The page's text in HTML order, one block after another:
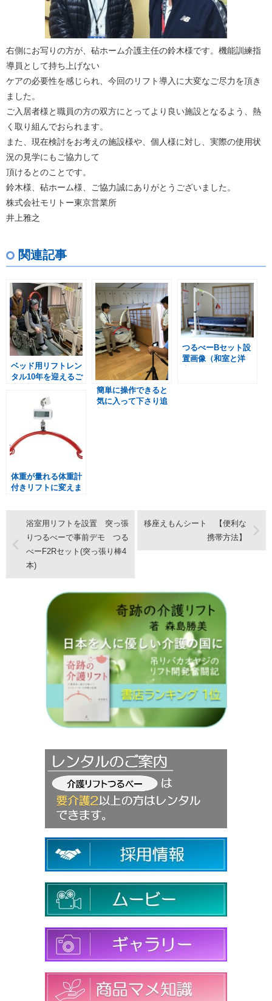
右側にお写りの方が、砧ホーム介護主任の鈴木様です。機能訓練指
導員として持ち上げない
ケアの必要性を感じられ、今回のリフト導入に大変なご尽力を頂き
ました。
ご入居者様と職員の方の双方にとってより良い施設となるよう、熱
く取り組んでおられます。
また、現在検討をお考えの施設様や、個人様に対し、実際の使用状
況の見学にもご協力して
頂けるとのことです。
鈴木様、砧ホーム様、ご協力誠にありがとうございました。
株式会社モリトー東京営業所
井上雅之
関連記事
ベッド用リフトレン
タル10年を迎えるご
簡単に操作できると
気に入って下さり追
つるべーBセット設
置画像（和室と洋
体重が量れる体重計
付きリフトに変えま
浴室用リフトを設置 突っ張
りつるべーで事前デモ つる
べーF2Rセット(突っ張り棒4
本)
移座えもんシート 【便利な
携帯方法】